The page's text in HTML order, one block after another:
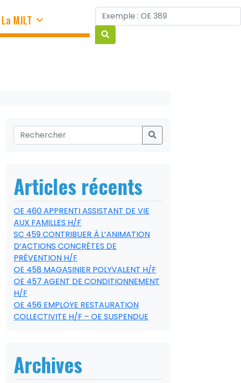
La MJLT
Articles récents
OE 460 APPRENTI ASSISTANT DE VIE
AUX FAMILLES H/F
SC 459 CONTRIBUER À L’ANIMATION
D’ACTIONS CONCRÈTES DE
PRÉVENTION H/F
OE 458 MAGASINIER POLYVALENT H/F
OE 457 AGENT DE CONDITIONNEMENT
H/F
OE 456 EMPLOYE RESTAURATION
COLLECTIVITE H/F – OE SUSPENDUE
Archives